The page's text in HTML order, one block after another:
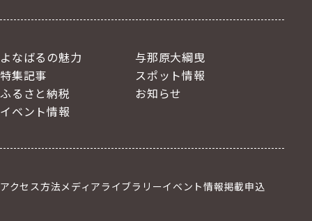
よなばるの魅力
与那原大綱曳
特集記事
スポット情報
ふるさと納税
お知らせ
イベント情報
アクセス方法 メディアライブラリーイベント情報掲載申込